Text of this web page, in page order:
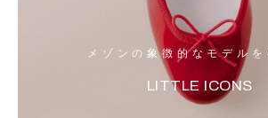
メゾンの象徴的なモデルを
LITTLE ICONS